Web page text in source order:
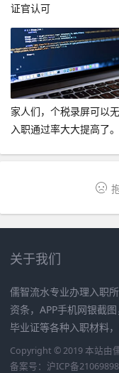
证官认可
家人们，个税录屏可以无
入职通过率大大提高了。
关于我们
儒智流水专业办理入职
资条，APP手机网银截
毕业证等各种入职材料
Copyright © 2019 本站由
备案号： 沪ICP备